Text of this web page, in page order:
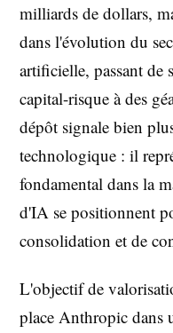
milliards de dollars,
dans l'évolution du
artificielle, passant de
capital-risque à des
dépôt signale bien
technologique : il
fondamental dans la
d'IA se positionnent
consolidation et de
L'objectif de
place Anthropic dans